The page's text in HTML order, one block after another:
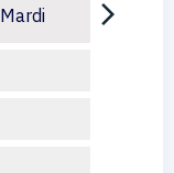
Mardi arrow_forward_ios